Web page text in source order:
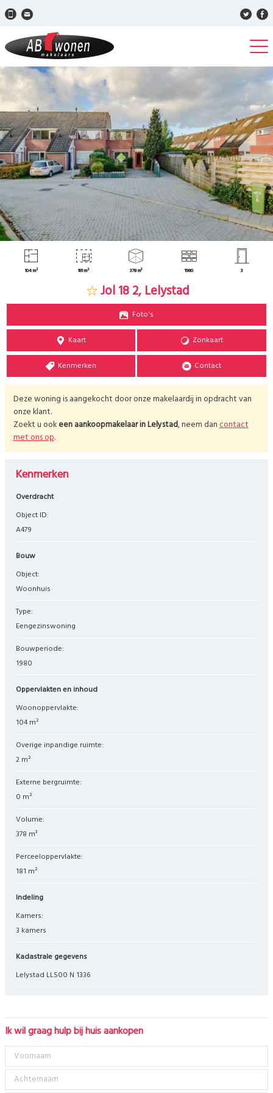
104 m² 181 m² 378 m³ 1980 3
Jol 18 2, Lelystad
Foto's
Kaart Zonkaart
Kenmerken Contact
Deze woning is aangekocht door onze makelaardij in opdracht van
onze klant.
Zoekt u ookeen aankoopmakelaar inLelystad, neem dancontact
met ons op.
Kenmerken
Overdracht
Object ID:
A479
Bouw
Object:
woonhuis
Type:
eengezinswoning
Bouwperiode:
1980
Oppervlakten en inhoud
Woonoppervlakte:
104 m²
Overige inpandige ruimte:
2 m²
Externe bergruimte:
0 m²
Volume:
378 m³
Perceeloppervlakte:
181 m²
Indeling
Kamers:
3 kamers
Kadastrale gegevens
Lelystad LLS00 N 1336
Ik wil graag hulp bij huis aankopen